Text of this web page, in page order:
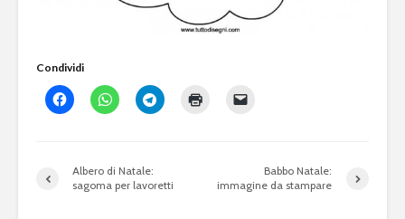
Condividi
Albero di Natale:
sagoma per lavoretti
Babbo Natale:
immagine da stampare